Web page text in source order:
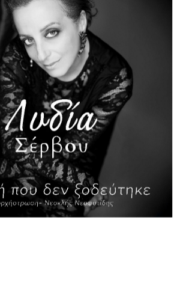
Αλλιώς
εκπομπή που δίνει νέα ζωή σε αγαπημένα
μας ταξιδεύει μέσα από ιδιαίτερες
το χθες με το σήμερα,
ματιά που αναδεικνύει τη δύναμη της